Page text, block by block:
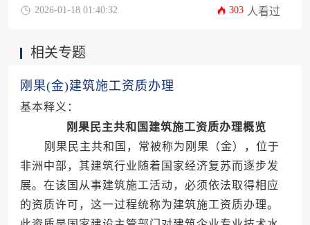
型而异，通常包含注册费、审计费、保险费用等核
2026-01-18 01:40:32 303 人看过
相关专题
刚果(金)建筑施工资质办理
基本释义：
刚果民主共和国建筑施工资质办理概览
刚果民主共和国，常被称为刚果（金），位于
非洲中部，其建筑行业随着国家经济复苏而逐步发
展。在该国从事建筑施工活动，必须依法取得相应
的资质许可，这一过程统称为建筑施工资质办理。